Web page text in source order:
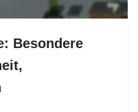
Besondere